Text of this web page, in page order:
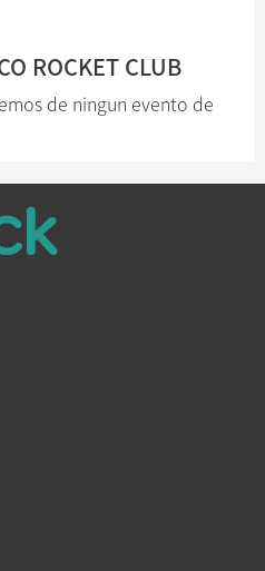
ROCKET CLUB
de ningun evento de